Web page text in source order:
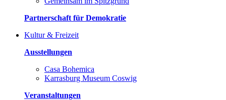
Partnerschaft für Demokratie
Kultur & Freizeit
Ausstellungen
Casa Bohemica
Karrasburg Museum Coswig
Veranstaltungen